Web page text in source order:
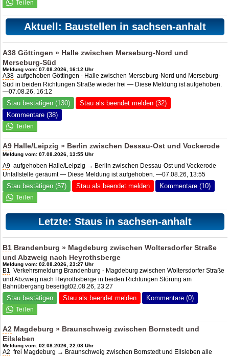
Aktuell: Baustellen in sachsen-anhalt
A38 Göttingen » Halle zwischen Merseburg-Nord und
Merseburg-Süd
Meldung vom: 07.08.2026, 16:12 Uhr
A38 aufgehoben Göttingen - Halle zwischen Merseburg-Nord und Merseburg-
Süd in beiden Richtungen Straße wieder frei — Diese Meldung ist aufgehoben.
—07.08.26, 16:12
Stau bestätigen (130)
Stau als beendet melden (32)
Kommentare (38)
A9 Halle/Leipzig » Berlin zwischen Dessau-Ost und Vockerode
Meldung vom: 07.08.2026, 13:55 Uhr
A9 aufgehoben Halle/Leipzig → Berlin zwischen Dessau-Ost und Vockerode
Unfallstelle geräumt — Diese Meldung ist aufgehoben. —07.08.26, 13:55
Stau bestätigen (57) Stau als beendet melden Kommentare (10)
Letzte: Staus in sachsen-anhalt
B1 Brandenburg » Magdeburg zwischen Woltersdorfer Straße
und Abzweig nach Heyrothsberge
Meldung vom: 02.08.2026, 23:27 Uhr
B1 Verkehrsmeldung Brandenburg - Magdeburg zwischen Woltersdorfer Straße
und Abzweig nach Heyrothsberge in beiden Richtungen Störung am
Bahnübergang beseitigt02.08.26, 23:27
Stau bestätigen Stau als beendet melden Kommentare (0)
A2 Magdeburg » Braunschweig zwischen Bornstedt und
Eilsleben
Meldung vom: 02.08.2026, 22:08 Uhr
A2 frei Magdeburg → Braunschweig zwischen Bornstedt und Eilsleben alle